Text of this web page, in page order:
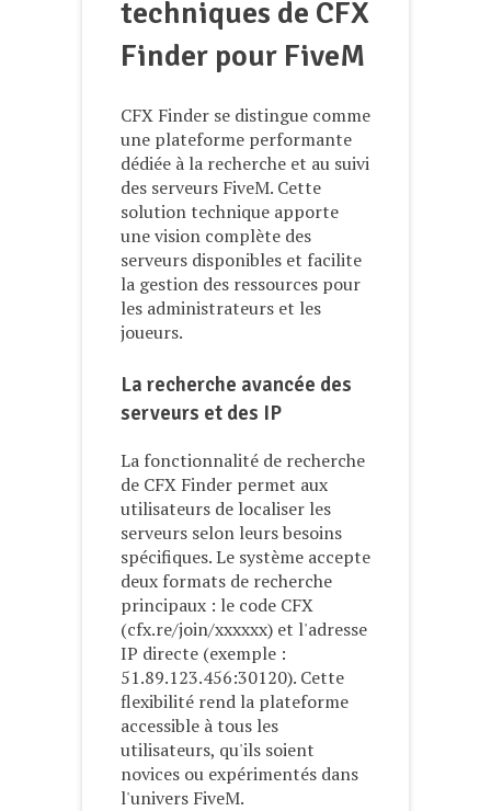
techniques de CFX
Finder pour FiveM
CFX Finder se distingue comme
une plateforme performante
dédiée à la recherche et au suivi
des serveurs FiveM. Cette
solution technique apporte
une vision complète des
serveurs disponibles et facilite
la gestion des ressources pour
les administrateurs et les
joueurs.
La recherche avancée des
serveurs et des IP
La fonctionnalité de recherche
de CFX Finder permet aux
utilisateurs de localiser les
serveurs selon leurs besoins
spécifiques. Le système accepte
deux formats de recherche
principaux : le code CFX
(cfx.re/join/xxxxxx) et l'adresse
IP directe (exemple :
51.89.123.456:30120). Cette
flexibilité rend la plateforme
accessible à tous les
utilisateurs, qu'ils soient
novices ou expérimentés dans
l'univers FiveM.